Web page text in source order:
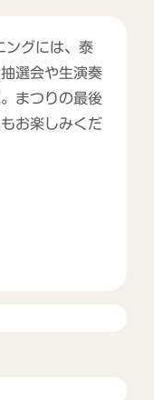
ングには、泰
選会や生演奏
まつりの最後
お楽しみくだ